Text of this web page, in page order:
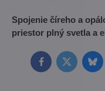
Spojenie číreho a
priestor plný svetla a
FacebookTwitter